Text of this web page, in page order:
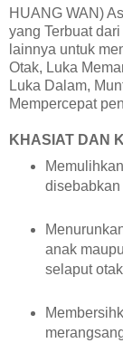
HUANG WAN)
yang Terbuat
lainnya untuk
Otak, Luka
Luka Dalam,
Mempercepat
KHASIAT DAN
anak
selaput